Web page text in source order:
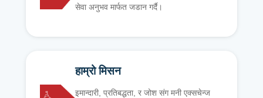
सेवा अनुभव मार्फत जडान गर्दै।
हाम्रो मिसन
इमान्दारी, प्रतिबद्धता, र जोश संग मनी एक्सचेन्ज